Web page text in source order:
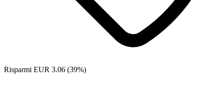
Risparmi EUR 3.06 (39%)